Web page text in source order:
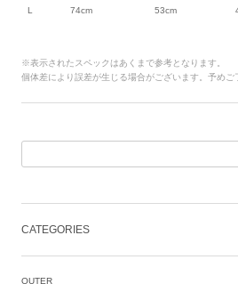
L 74cm 53cm
※表示されたスペックはあくまで参考となります。
個体差により誤差が生じる場合がございます。予めご
CATEGORIES
OUTER